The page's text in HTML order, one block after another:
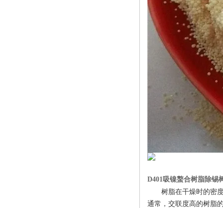
D401吸镍螯合树脂除锡
树脂在干燥时的密
通常，交联度高的树脂